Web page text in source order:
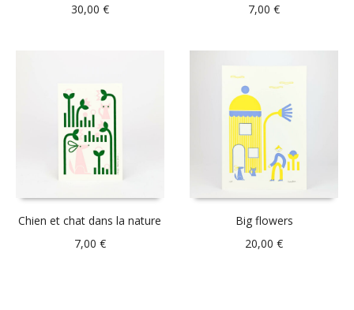
30,00 €
7,00€
Chien et chat dans la nature
7,00 €
Big flowers
20,00€